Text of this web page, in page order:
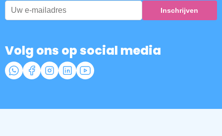
Volg ons op social media